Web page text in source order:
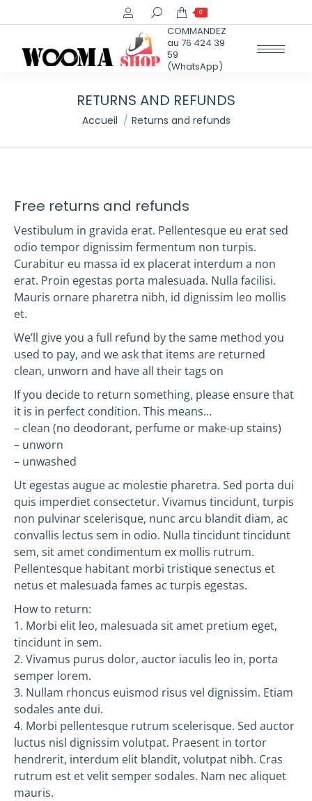
Recherche
:
0
COMMANDEZ
au 76 424 39
59
(WhatsApp)
RETURNS AND REFUNDS
Vous êtes ici :
Accueil Returns and refunds
Free returns and refunds
Vestibulum in gravida erat. Pellentesque eu erat sed
odio tempor dignissim fermentum non turpis.
Curabitur eu massa id ex placerat interdum a non
erat. Proin egestas porta malesuada. Nulla facilisi.
Mauris ornare pharetra nibh, id dignissim leo mollis
et.
We’ll give you a full refund by the same method you
used to pay, and we ask that items are returned
clean, unworn and have all their tags on
If you decide to return something, please ensure that
it is in perfect condition. This means…
– clean (no deodorant, perfume or make-up stains)
– unworn
– unwashed
Ut egestas augue ac molestie pharetra. Sed porta dui
quis imperdiet consectetur. Vivamus tincidunt, turpis
non pulvinar scelerisque, nunc arcu blandit diam, ac
convallis lectus sem in odio. Nulla tincidunt tincidunt
sem, sit amet condimentum ex mollis rutrum.
Pellentesque habitant morbi tristique senectus et
netus et malesuada fames ac turpis egestas.
How to return:
1. Morbi elit leo, malesuada sit amet pretium eget,
tincidunt in sem.
2. Vivamus purus dolor, auctor iaculis leo in, porta
semper lorem.
3. Nullam rhoncus euismod risus vel dignissim. Etiam
sodales ante dui.
4. Morbi pellentesque rutrum scelerisque. Sed auctor
luctus nisl dignissim volutpat. Praesent in tortor
hendrerit, interdum elit blandit, volutpat nibh. Cras
rutrum est et velit semper sodales. Nam nec aliquet
mauris.